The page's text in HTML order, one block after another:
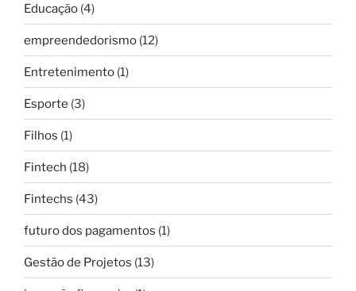
Educação (4)
empreendedorismo (12)
Entretenimento (1)
Esporte (3)
Filhos (1)
Fintech (18)
Fintechs (43)
futuro dos pagamentos (1)
Gestão de Projetos (13)